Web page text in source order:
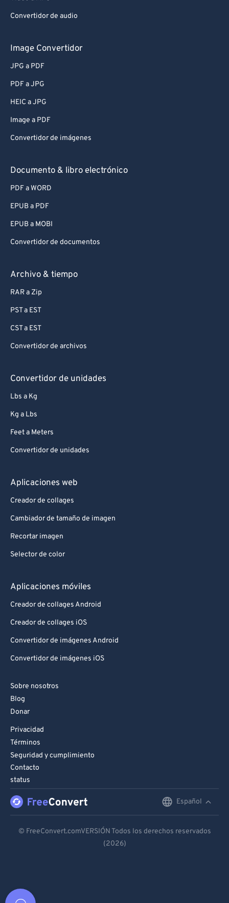
Convertidor de audio
Image Convertidor
JPG a PDF
PDF a JPG
HEIC a JPG
Image a PDF
Convertidor de imágenes
Documento & libro electrónico
PDF a WORD
EPUB a PDF
EPUB a MOBI
Convertidor de documentos
Archivo & tiempo
RAR a Zip
PST a EST
CST a EST
Convertidor de archivos
Convertidor de unidades
Lbs a Kg
Kg a Lbs
Feet a Meters
Convertidor de unidades
Aplicaciones web
Creador de collages
Cambiador de tamaño de imagen
Recortar imagen
Selector de color
Aplicaciones móviles
Creador de collages Android
Creador de collages iOS
Convertidor de imágenes Android
Convertidor de imágenes iOS
Sobre nosotros
Blog
Donar
Privacidad
Términos
Seguridad y cumplimiento
Contacto
status
Español
Español
© FreeConvert.comVERSIÓN Todos los derechos reservados
(2026)